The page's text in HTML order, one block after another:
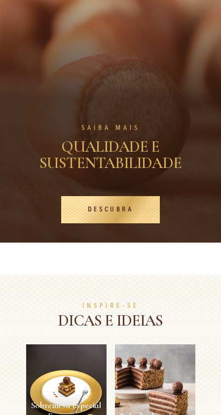
SAIBA MAIS
QUALIDADE E
SUSTENTABILIDADE
DESCUBRA
INSPIRE-SE
DICAS E IDEIAS
Sobremesa Especial